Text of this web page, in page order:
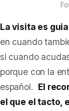
La visita es
en cuando
si cuando
porque con la
español. El
el que el tacto,